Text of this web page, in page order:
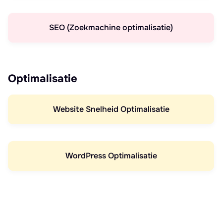
SEO (Zoekmachine optimalisatie)
Optimalisatie
Website Snelheid Optimalisatie
WordPress Optimalisatie